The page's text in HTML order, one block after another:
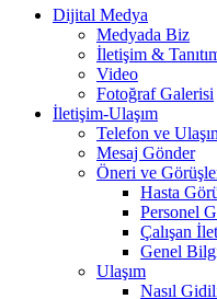
Dijital Medya
Medyada Biz
İletişim &
Video
Fotoğraf Galerisi
İletişim-Ulaşım
Telefon ve
Mesaj Gönder
Öneri ve
Hasta
Personel
Çalışan
Genel
Ulaşım
Nasıl